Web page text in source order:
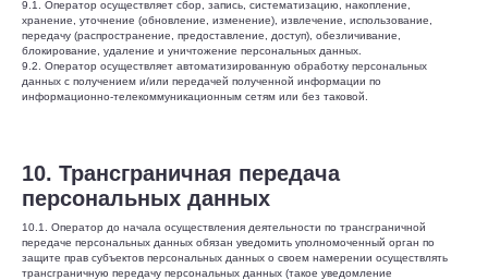
9.1. Оператор осуществляет сбор, запись, систематизацию, накопление,
хранение, уточнение (обновление, изменение), извлечение, использование,
передачу (распространение, предоставление, доступ), обезличивание,
блокирование, удаление и уничтожение персональных данных.
9.2. Оператор осуществляет автоматизированную обработку персональных
данных с получением и/или передачей полученной информации по
информационно-телекоммуникационным сетям или без таковой.
10. Трансграничная передача
персональных данных
10.1. Оператор до начала осуществления деятельности по трансграничной
передаче персональных данных обязан уведомить уполномоченный орган по
защите прав субъектов персональных данных о своем намерении осуществлять
трансграничную передачу персональных данных (такое уведомление